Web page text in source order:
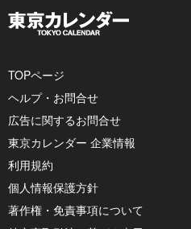
TOPページ
ヘルプ・お問合せ
広告に関するお問合せ
東京カレンダー 企業情報
利用規約
個人情報保護方針
著作権・免責事項について